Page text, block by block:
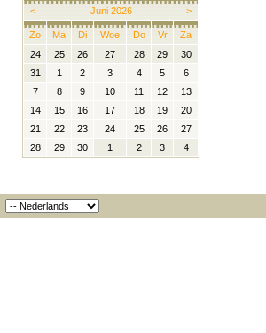
< >
Juni 2026
Zo Ma Di Woe Do Vr
Za
24
25 26 27 28 29
30
31
1 2 3 4 5
6
7
8 9 10 11 12
13
14
15 16 17 18 19
20
21
22 23 24 25 26
27
28
29 30 1 2 3 4